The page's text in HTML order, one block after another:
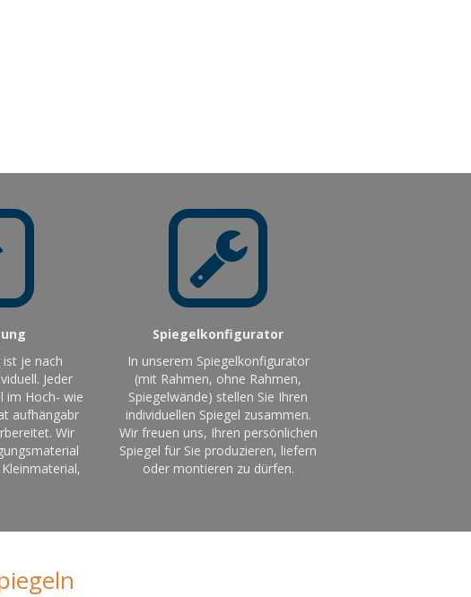
ist je nach
Jeder
im Hoch- wie
aufhängabr
Wir
Spiegelkonfigurator
In unserem Spiegelkonfigurator
(mit Rahmen, ohne Rahmen,
Spiegelwände) stellen Sie Ihren
individuellen Spiegel zusammen.
Wir freuen uns, Ihren persönlichen
Spiegel für Sie produzieren, liefern
oder montieren zu dürfen.